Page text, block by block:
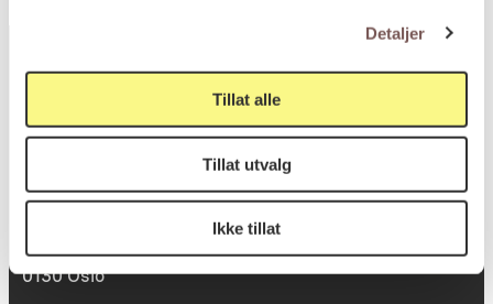
Detaljer
Tillat alle
Tillat utvalg
Ikke tillat
Postadresse
0130 Oslo